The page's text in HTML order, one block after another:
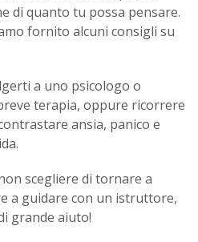
di quanto tu possa pensare.
fornito alcuni consigli su
a uno psicologo o
terapia, oppure ricorrere
ansia, panico e
scegliere di tornare a
a guidare con un istruttore,
grande aiuto!